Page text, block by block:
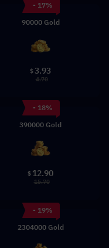
- 17%
90000 Gold
$3.93
4.70
- 18%
390000 Gold
$ 12.90
15.70
- 19%
2304000 Gold